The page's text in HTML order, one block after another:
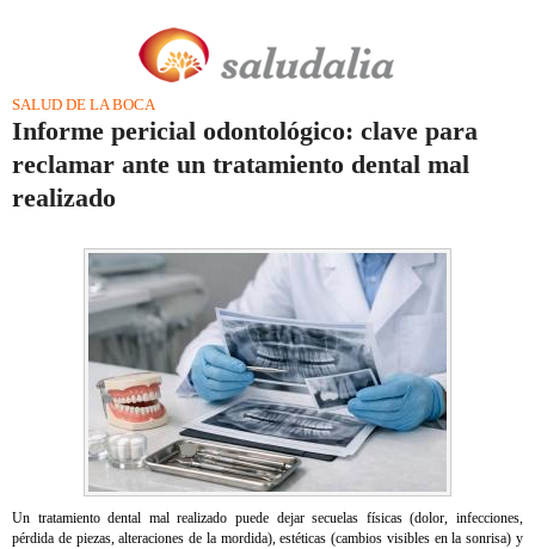
SALUD DE LA BOCA
Informe pericial odontológico: clave para
reclamar ante un tratamiento dental mal
realizado
Un tratamiento dental mal realizado puede dejar secuelas físicas (dolor, infecciones,
pérdida de piezas, alteraciones de la mordida), estéticas (cambios visibles en la sonrisa) y